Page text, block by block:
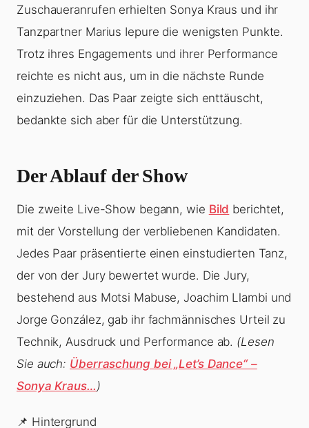
Zuschaueranrufen erhielten Sonya Kraus und ihr
Tanzpartner Marius Iepure die wenigsten Punkte.
Trotz ihres Engagements und ihrer Performance
reichte es nicht aus, um in die nächste Runde
einzuziehen. Das Paar zeigte sich enttäuscht,
bedankte sich aber für die Unterstützung.
Der Ablauf der Show
Die zweite Live-Show begann, wie Bild berichtet,
mit der Vorstellung der verbliebenen Kandidaten.
Jedes Paar präsentierte einen einstudierten Tanz,
der von der Jury bewertet wurde. Die Jury,
bestehend aus Motsi Mabuse, Joachim Llambi und
Jorge González, gab ihr fachmännisches Urteil zu
Technik, Ausdruck und Performance ab. (Lesen
Sie auch: Überraschung bei „Let’s Dance“ –
Sonya Kraus…)
📌 Hintergrund